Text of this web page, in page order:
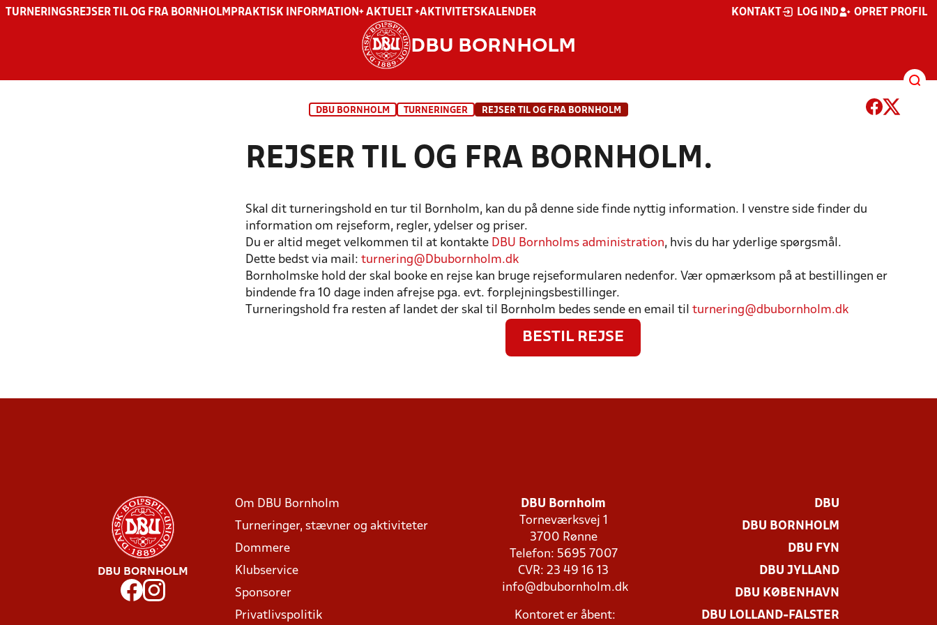
TURNERINGSREJSER TIL OG FRA BORNHOLM PRAKTISK INFORMATION + AKTUELT +AKTIVITETSKALENDER KONTAKT LOG IND OPRET PROFIL
DBU BORNHOLM
DBU BORNHOLM TURNERINGER REJSER TIL OG FRA BORNHOLM
REJSER TIL OG FRA BORNHOLM.
Skal dit turneringshold en tur til Bornholm, kan du på denne side finde nyttig information. I venstre side finder du
information om rejseform, regler, ydelser og priser.
Du er altid meget velkommen til at kontakte DBU Bornholms administration, hvis du har yderlige spørgsmål.
Dette bedst via mail: turnering@Dbubornholm.dk
Bornholmske hold der skal booke en rejse kan bruge rejseformularen nedenfor. Vær opmærksom på at bestillingen er
bindende fra 10 dage inden afrejse pga. evt. forplejningsbestillinger.
Turneringshold fra resten af landet der skal til Bornholm bedes sende en email til turnering@dbubornholm.dk
BESTIL REJSE
DBU BORNHOLM
Om DBU Bornholm
Turneringer, stævner og aktiviteter
Dommere
Klubservice
Sponsorer
Privatlivspolitik
DBU Bornholm
Torneværksvej 1
3700 Rønne
Telefon: 5695 7007
CVR: 23 49 16 13
info@dbubornholm.dk
Kontoret er åbent:
DBU
DBU BORNHOLM
DBU FYN
DBU JYLLAND
DBU KØBENHAVN
DBU LOLLAND-FALSTER